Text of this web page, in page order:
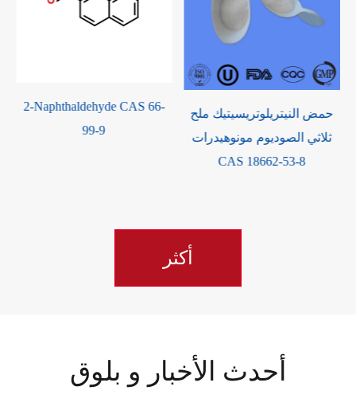
حمض النيتريلوتريسيتيك ملح
ثلاثي الصوديوم مونوهيدرات
ديبوتيل فثالات كاس 84-74-2
أكثر
أحدث الأخبار و بلوق